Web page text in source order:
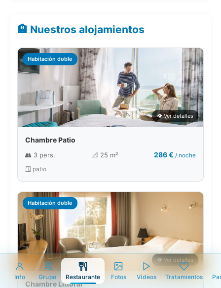
Info Grupo Restaurante Fotos Vídeos Tratamientos
🏨 Nuestros alojamientos
Habitación doble
👁️ Ver detalles
Chambre Patio
👥 3 pers. 📐 25 m² 286 € / noche
🪟 patio
Habitación doble
👁️ Ver detalles
Chambre Littoral